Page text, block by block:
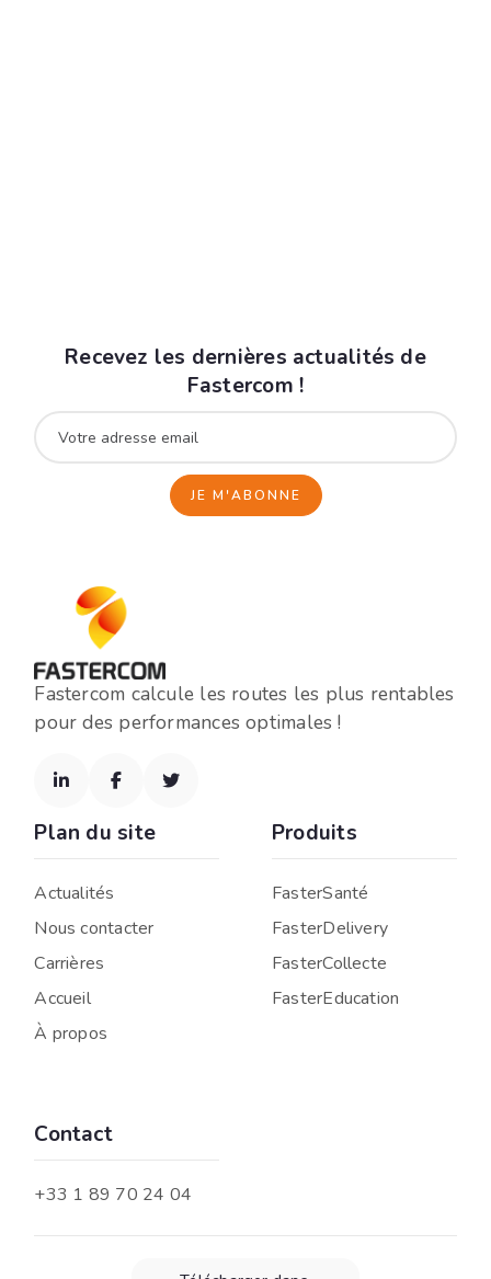
Recevez les dernières actualités de
Fastercom !
Fastercom calcule les routes les plus rentables
pour des performances optimales !
  
Plan du site
Actualités
Nous contacter
Carrières
Accueil
À propos
Produits
FasterSanté
FasterDelivery
FasterCollecte
FasterEducation
Contact
+33 1 89 70 24 04